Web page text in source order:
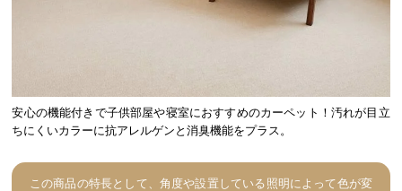
安心の機能付きで子供部屋や寝室におすすめのカーペット！汚れが目立
ちにくいカラーに抗アレルゲンと消臭機能をプラス。
この商品の特長として、角度や設置している照明によって色が変